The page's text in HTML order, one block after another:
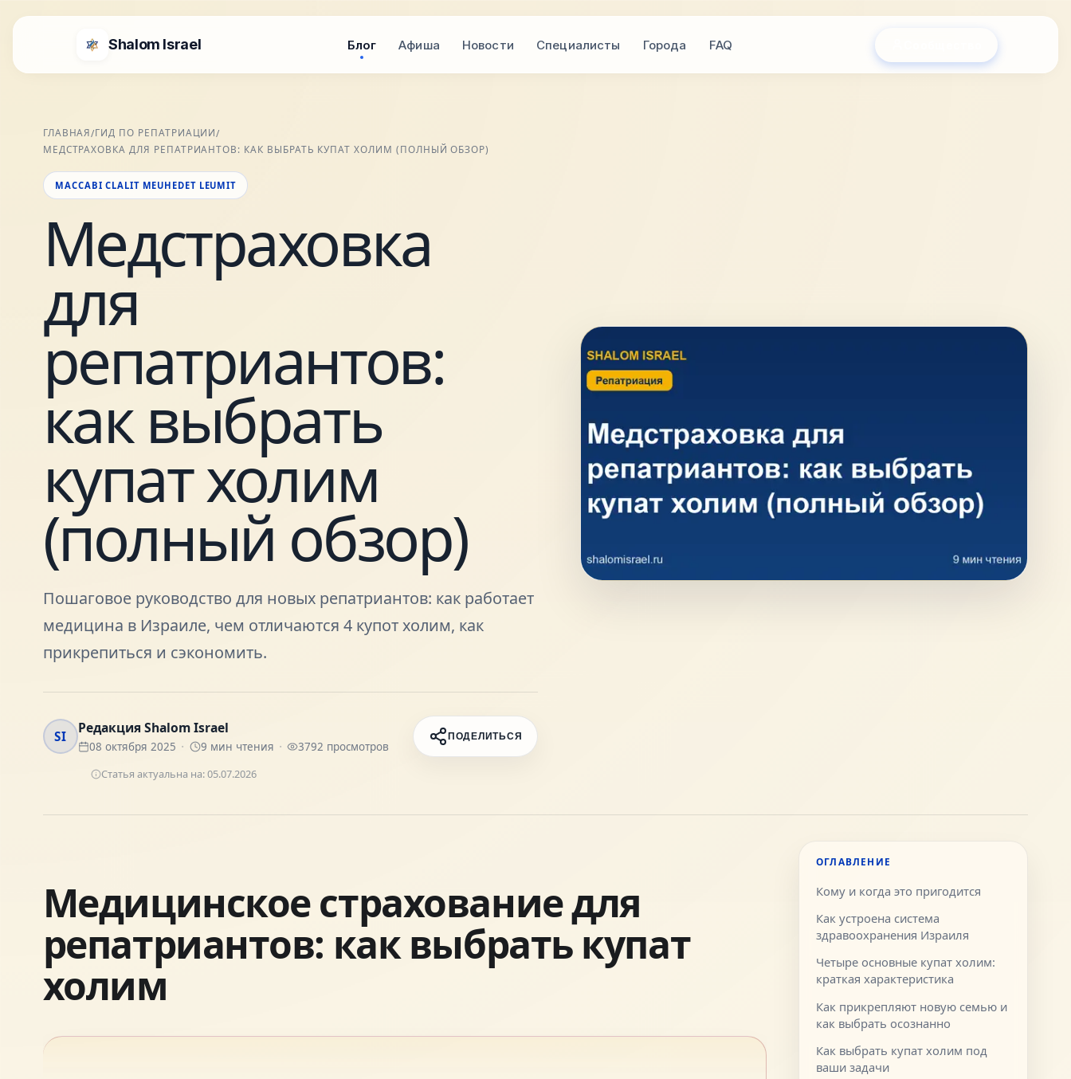
Shalom Israel Блог Афиша Новости Специалисты Города FAQ
ГЛАВНАЯ/ГИД ПО РЕПАТРИАЦИИ/
МЕДСТРАХОВКА ДЛЯ РЕПАТРИАНТОВ: КАК ВЫБРАТЬ КУПАТ ХОЛИМ (ПОЛНЫЙ ОБЗОР)
MACCABI CLALIT MEUHEDET LEUMIT
Медстраховка
для
репатриантов:
как выбрать
купат холим
(полный обзор)
Пошаговое руководство для новых репатриантов: как работает
медицина в Израиле, чем отличаются 4 купот холим, как
прикрепиться и сэкономить.
SI Редакция Shalom Israel
08 октября 2025 9 мин чтения 3792 просмотров
ПОДЕЛИТЬСЯ
Статья актуальна на:05.07.2026
Медицинское страхование для
репатриантов: как выбрать купат
холим
ОГЛАВЛЕНИЕ
Кому и когда это пригодится
Как устроена система
здравоохранения Израиля
Четыре основные купат холим:
краткая характеристика
Как прикрепляют новую семью и
как выбрать осознанно
Как выбрать купат холим под
ваши задачи